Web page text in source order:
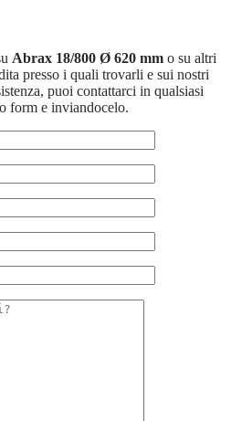
Abrax 18/800 Ø 620 mm o su altri
presso i quali trovarli e sui nostri
puoi contattarci in qualsiasi
form e inviandocelo.